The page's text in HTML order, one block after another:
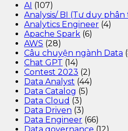
AI (107)
Analysis/ BI (Tư duy
Analytics Engineer (4)
Apache Spark (6)
AWS (28)
Câu chuyện ngành Data
Chat GPT (14)
Contest 2023 (2)
Data Analyst (44)
Data Catalog (5)
Data Cloud (3)
Data Driven (3)
Data Engineer (66)